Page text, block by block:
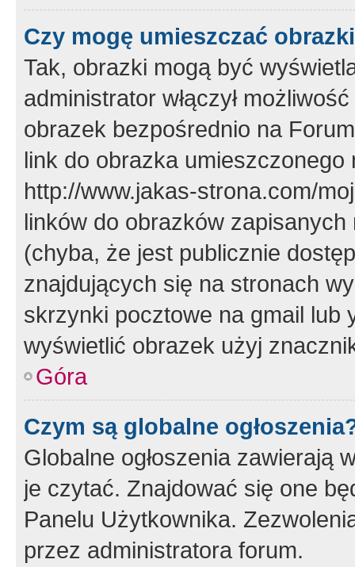
Czy mogę umieszczać
Tak, obrazki mogą być
administrator włączył
obrazek bezpośrednio na
link do obrazka
http://www.jakas-strona.com/
linków do obrazków
(chyba, że jest publicznie
znajdujących się na stronach
skrzynki pocztowe na gmail lub
wyświetlić obrazek użyj
Góra
Czym są globalne
Globalne ogłoszenia zawierają
je czytać. Znajdować się one
Panelu Użytkownika.
przez administratora forum.